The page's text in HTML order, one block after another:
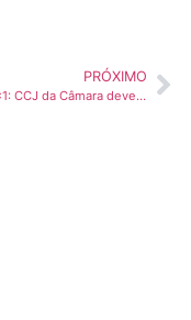
PRÓXIMO
Escala 6×1: CCJ da Câmara deve concluir análise até abril, e proposta pode ser votada em maio, diz Hugo Motta